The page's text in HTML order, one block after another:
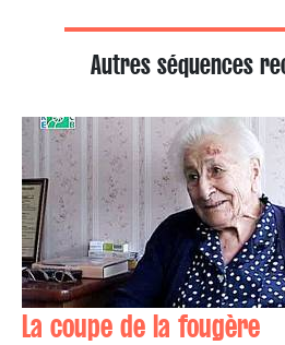
Autres séquences
La coupe de la fougère